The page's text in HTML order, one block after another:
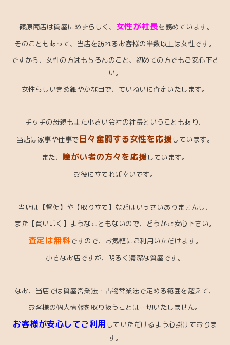
篠原商店は質屋にめずらしく、 女性が社長を務めています。
そのこともあって、当店を訪れるお客様の半数以上は女性です。
ですから、女性の方はもちろんのこと、初めての方でもご安心下さ
い。
女性らしいきめ細やかな目で、ていねいに査定いたします。
チッチの母親もまた小さい会社の社長ということもあり、
当店は家事や仕事で日々奮闘する女性を応援 しています。
また、 障がい者の方々を応援 しています。
お役に立てれば幸いです。
当店は【督促】や【取り立て】などはいっさいありませんし、
また【買い叩く】ようなこともないので、どうかご安心下さい。
査定は無料ですので、お気軽にご利用いただけます。
小さなお店ですが、明るく清潔な質屋です。
なお、当店では質屋営業法・古物営業法で定める範囲を超えて、
お客様の個人情報を取り扱うことは一切いたしません。
お客様が安心してご利用 していただけるよう心掛けておりま
す。